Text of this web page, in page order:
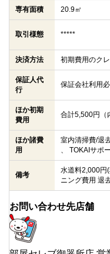
専有面積 20.9㎡
取引様態 *****
決済方法 初期費用のク
保証人代
行
保証会社利用
ほか初期
費用
合計5,500円（
ほか諸費
用
室内清掃費/退
、 TOKAIサポ
備考
水道料2,000円
ニング費用 退
お問い合わせ先店舗